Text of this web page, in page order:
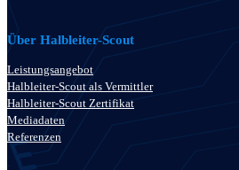
Über Halbleiter-Scout
Leistungsangebot
Halbleiter-Scout als Vermittler
Halbleiter-Scout Zertifikat
Mediadaten
Referenzen